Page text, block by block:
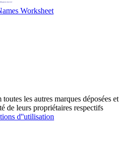
Worksheet
les autres marques déposées et
de leurs propriétaires respectifs
d''utilisation